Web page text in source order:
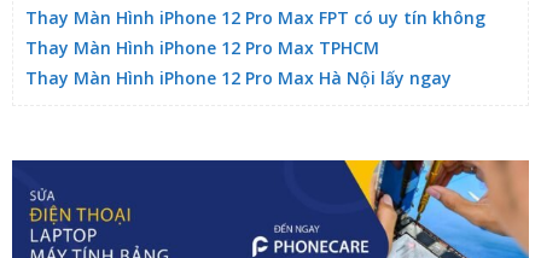
Thay Màn Hình iPhone 12 Pro Max FPT có uy tín không
Thay Màn Hình iPhone 12 Pro Max TPHCM
Thay Màn Hình iPhone 12 Pro Max Hà Nội lấy ngay